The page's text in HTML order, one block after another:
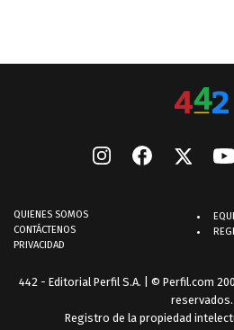
QUIENES SOMOS
CONTÁCTENOS
PRIVACIDAD
442 - Editorial Perfil S.A. | © Perfil.com
reservados.
Registro de la propiedad